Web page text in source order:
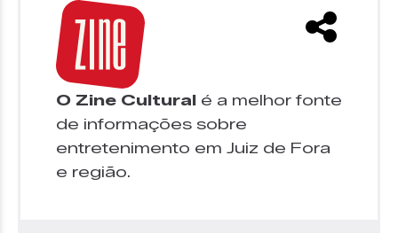
O Zine Cultural é a melhor fonte
de informações sobre
entretenimento em Juiz de Fora
e região.